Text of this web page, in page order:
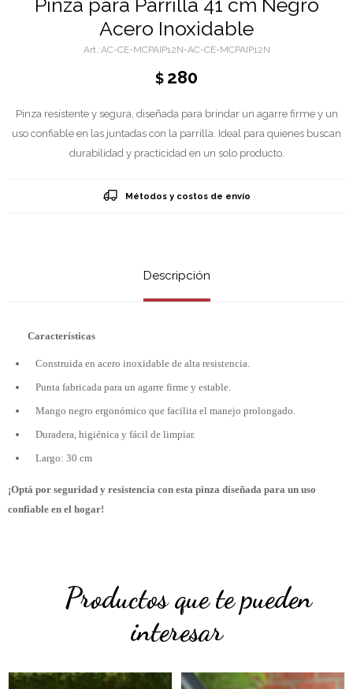
Pinza para Parrilla 41 cm Negro
Acero Inoxidable
AC-CE-MCPAIP12N-AC-CE-MCPAIP12N
$ 280
Pinza resistente y segura, diseñada para brindar un agarre firme y un
uso confiable en las juntadas con la parrilla. Ideal para quienes buscan
durabilidad y practicidad en un solo producto.
Métodos y costos de envío
Descripción
Características
Construida en acero inoxidable de alta resistencia.
Punta fabricada para un agarre firme y estable.
Mango negro ergonómico que facilita el manejo prolongado.
Duradera, higiénica y fácil de limpiar.
Largo: 30 cm
¡Optá por seguridad y resistencia con esta pinza diseñada para un uso
confiable en el hogar!
Productos que te pueden
interesar